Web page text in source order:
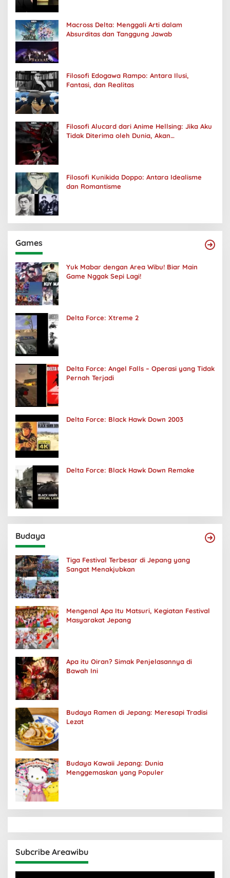
Macross Delta: Menggali Arti dalam
Absurditas dan Tanggung Jawab
Filosofi Edogawa Rampo: Antara Ilusi,
Fantasi, dan Realitas
Filosofi Alucard dari Anime Hellsing: Jika Aku
Tidak Diterima oleh Dunia, Akan
Filosofi Kunikida Doppo: Antara Idealisme
dan Romantisme
Games
Yuk Mabar dengan Area Wibu! Biar Main
Game Nggak Sepi Lagi!
Delta Force: Xtreme 2
Delta Force: Angel Falls – Operasi yang Tidak
Pernah Terjadi
Delta Force: Black Hawk Down 2003
Delta Force: Black Hawk Down Remake
Budaya
Tiga Festival Terbesar di Jepang yang
Sangat Menakjubkan
Mengenal Apa Itu Matsuri, Kegiatan Festival
Masyarakat Jepang
Apa itu Oiran? Simak Penjelasannya di
Bawah Ini
Budaya Ramen di Jepang: Meresapi Tradisi
Lezat
Budaya Kawaii Jepang: Dunia
Menggemaskan yang Populer
Subcribe Areawibu